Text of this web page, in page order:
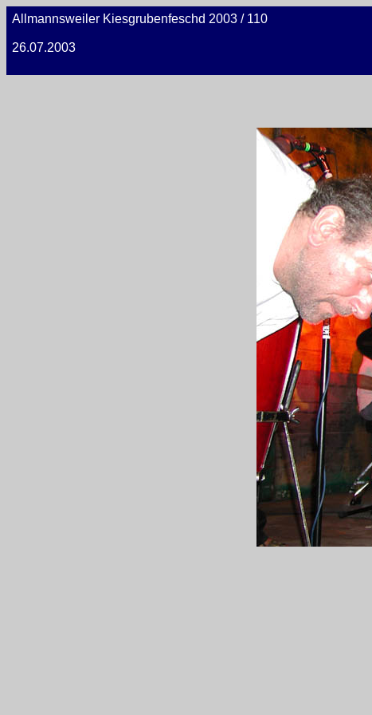
Allmannsweiler Kiesgrubenfeschd 2003 / 110
26.07.2003